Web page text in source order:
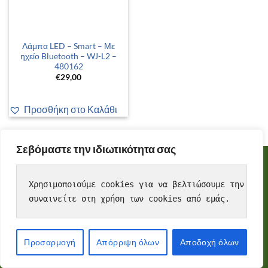
Σεβόμαστε την ιδιωτικότητα σας
Χρησιμοποιούμε cookies για να βελτιώσουμε την
συναινείτε στη χρήση των cookies από εμάς.
Προσαρμογή Απόρριψη όλων Αποδοχή όλων
Λάμπα LED – Smart – Με
ηχείο Bluetooth – WJ-L2 –
480162
€29,00
Προσθήκη στο Καλάθι
To make this site work properly, we sometimes place small
data files called cookies on your device. Most big websites do